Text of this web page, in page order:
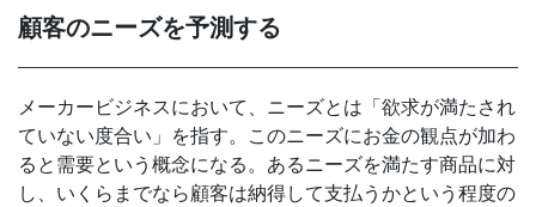
顧客のニーズを予測する
メーカービジネスにおいて、ニーズとは「欲求が満たされ
ていない度合い」を指す。このニーズにお金の観点が加わ
ると需要という概念になる。あるニーズを満たす商品に対
し、いくらまでなら顧客は納得して支払うかという程度の